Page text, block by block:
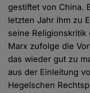
gestiftet von China.
letzten Jahr ihm zu
seine
Marx zufolge die
das wieder gut zu
aus der Einleitung
Hegelschen